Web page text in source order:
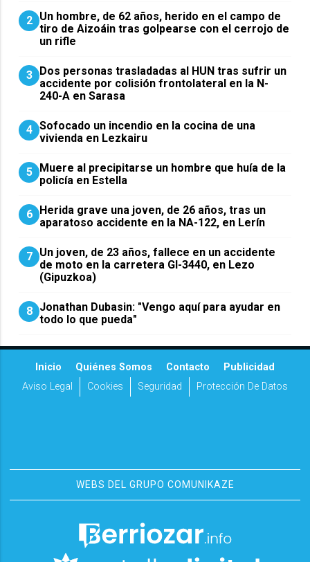
2 Un hombre, de 62 años, herido en el campo de
tiro de Aizoáin tras golpearse con el cerrojo de
un rifle
3
​Dos personas trasladadas al HUN tras sufrir un
accidente por colisión frontolateral en la N-
240-A en Sarasa
4 Sofocado un incendio en la cocina de una
vivienda en Lezkairu
5
Muere al precipitarse un hombre que huía de la
policía en Estella
6
Herida grave una joven, de 26 años, tras un
aparatoso accidente en la NA-122, en Lerín
7 Un joven, de 23 años, fallece en un accidente
de moto en la carretera GI-3440, en Lezo
(Gipuzkoa)
8 Jonathan Dubasin: "Vengo aquí para ayudar en
todo lo que pueda"
Inicio Quiénes Somos Contacto
Publicidad
Aviso Legal
Cookies Seguridad Protección De Datos
WEBS DEL GRUPO COMUNIKAZE